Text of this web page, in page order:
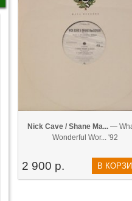
Nick Cave / Shane Ma... —
Wonderful Wor... '92
2 900 р. В